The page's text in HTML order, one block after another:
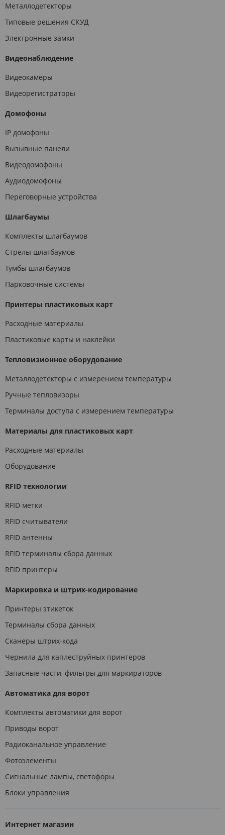
Металлодетекторы
Типовые решения СКУД
Электронные замки
Видеонаблюдение
Видеокамеры
Видеорегистраторы
Домофоны
IP домофоны
Вызывные панели
Видеодомофоны
Аудиодомофоны
Переговорные устройства
Шлагбаумы
Комплекты шлагбаумов
Стрелы шлагбаумов
Тумбы шлагбаумов
Парковочные системы
Принтеры пластиковых карт
Расходные материалы
Пластиковые карты и наклейки
Тепловизионное оборудование
Металлодетекторы с измерением температуры
Ручные тепловизоры
Терминалы доступа с измерением температуры
Материалы для пластиковых карт
Расходные материалы
Оборудование
RFID технологии
RFID метки
RFID считыватели
RFID антенны
RFID терминалы сбора данных
RFID принтеры
Маркировка и штрих-кодирование
Принтеры этикеток
Терминалы сбора данных
Сканеры штрих-кода
Чернила для каплеструйных принтеров
Запасные части, фильтры для маркираторов
Автоматика для ворот
Комплекты автоматики для ворот
Приводы ворот
Радиоканальное управление
Фотоэлементы
Сигнальные лампы, светофоры
Блоки управления
Интернет магазин